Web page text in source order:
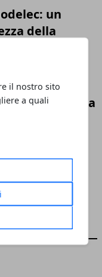
il nostro sito
a quali
un
della
della cucina